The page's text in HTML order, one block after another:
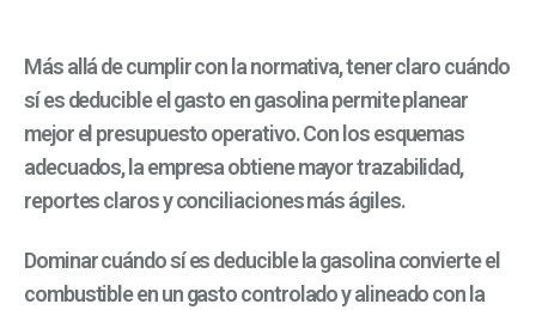
Más allá de cumplir con la normativa, tener claro cuándo
sí es deducible el gasto en gasolina permite planear
mejor el presupuesto operativo. Con los esquemas
adecuados, la empresa obtiene mayor trazabilidad,
reportes claros y conciliaciones más ágiles.
Dominar cuándo sí es deducible la gasolina convierte el
combustible en un gasto controlado y alineado con la